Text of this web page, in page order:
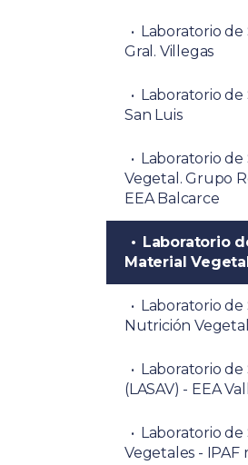
Laboratorio de
Gral. Villegas
Laboratorio de
San Luis
Laboratorio de
Vegetal. Grupo
EEA Balcarce
Laboratorio
Material
Laboratorio de
Nutrición
Laboratorio de
(LASAV) - EEA
Laboratorio de
Vegetales - IPAF